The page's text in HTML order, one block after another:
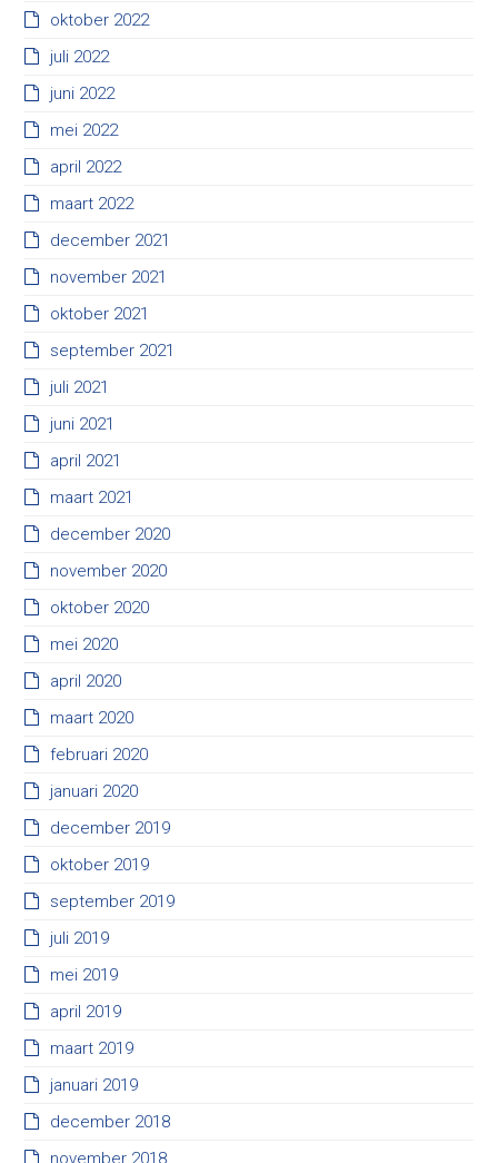
oktober 2022
juli 2022
juni 2022
mei 2022
april 2022
maart 2022
december 2021
november 2021
oktober 2021
september 2021
juli 2021
juni 2021
april 2021
maart 2021
december 2020
november 2020
oktober 2020
mei 2020
april 2020
maart 2020
februari 2020
januari 2020
december 2019
oktober 2019
september 2019
juli 2019
mei 2019
april 2019
maart 2019
januari 2019
december 2018
november 2018